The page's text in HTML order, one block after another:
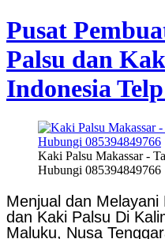
Pusat
Palsu dan
Indonesia
Kaki Palsu Makassar -
Hubungi 085394849766
Menjual dan Melayani
dan Kaki Palsu Di
Maluku, Nusa